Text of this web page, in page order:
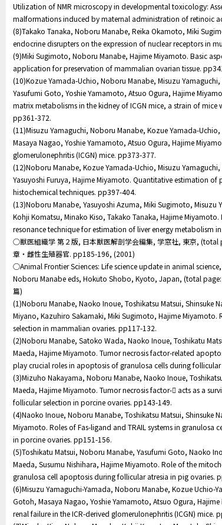
Utilization of NMR microscopy in developmental toxicology:
malformations induced by maternal administration of retinoic
(8)Takako Tanaka, Noboru Manabe, Reika Okamoto, Miki
endocrine disrupters on the expression of nuclear receptors in
(9)Miki Sugimoto, Noboru Manabe, Hajime Miyamoto. Basic
application for preservation of mammalian ovarian tissue.
(10)Kozue Yamada-Uchio, Noboru Manabe, Misuzu
Yasufumi Goto, Yoshie Yamamoto, Atsuo Ogura, Hajime
matrix metabolisms in the kidney of ICGN mice, a strain of
pp361-372.
(11)Misuzu Yamaguchi, Noboru Manabe, Kozue Yamada-
Masaya Nagao, Yoshie Yamamoto, Atsuo Ogura, Hajime
glomerulonephritis (ICGN) mice. pp373-377.
(12)Noboru Manabe, Kozue Yamada-Uchio, Misuzu
Yasuyoshi Furuya, Hajime Miyamoto. Quantitative estimation
histochemical techniques. pp397-404.
(13)Noboru Manabe, Yasuyoshi Azuma, Miki Sugimoto, Misuzu
Kohji Komatsu, Minako Kiso, Takako Tanaka, Hajime
resonance technique for estimation of liver energy metabolism
○獣医組織学 第２版, 日本獣医解剖学会編集, 学窓社, 東京, (total
章・雌性生殖器官. pp185-196, (2001)
○Animal Frontier Sciences: Life science update in animal
Noboru Manabe eds, Hokuto Shobo, Kyoto, Japan, (total page:
篇)
(1)Noboru Manabe, Naoko Inoue, Toshikatsu Matsui, Shinsuke
Miyano, Kazuhiro Sakamaki, Miki Sugimoto, Hajime Miyamoto.
selection in mammalian ovaries. pp117-132.
(2)Noboru Manabe, Satoko Wada, Naoko Inoue, Toshikatu
Maeda, Hajime Miyamoto. Tumor necrosis factor-related
play crucial roles in apoptosis of granulosa cells during
(3)Mizuho Nakayama, Noboru Manabe, Naoko Inoue,
Maeda, Hajime Miyamoto. Tumor necrosis factor- acts as a
follicular selection in porcine ovaries. pp143-149.
(4)Naoko Inoue, Noboru Manabe, Toshikatsu Matsui, Shinsuke
Miyamoto. Roles of Fas-ligand and TRAIL systems in granulosa
in porcine ovaries. pp151-156.
(5)Toshikatu Matsui, Noboru Manabe, Yasufumi Goto, Naoko
Maeda, Susumu Nishihara, Hajime Miyamoto. Role of the
granulosa cell apoptosis during follicular atresia in pig ovaries.
(6)Misuzu Yamaguchi-Yamada, Noboru Manabe, Kozue Uchio-
Gotoh, Masaya Nagao, Yoshie Yamamoto, Atsuo Ogura,
renal failure in the ICR-derived glomerulonephritis (ICGN) mice.